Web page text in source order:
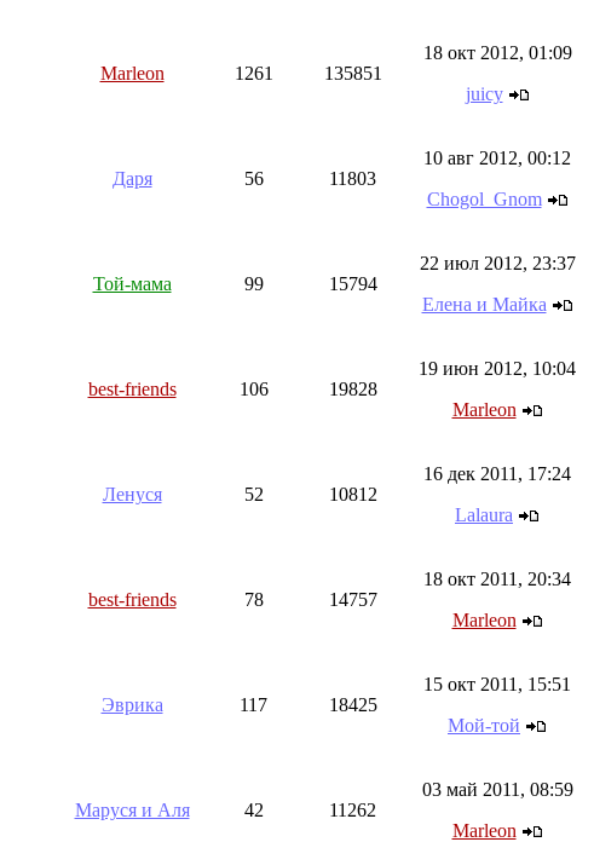
Marleon 1261 135851
18 окт 2012, 01:09
juicy
Даря 56 11803
10 авг 2012, 00:12
Chogol_Gnom
Той-мама 99 15794
22 июл 2012, 23:37
Елена и Майка
best-friends 106 19828
19 июн 2012, 10:04
Marleon
Ленуся 52 10812
16 дек 2011, 17:24
Lalaura
best-friends 78 14757
18 окт 2011, 20:34
Marleon
Эврика 117 18425
15 окт 2011, 15:51
Мой-той
Маруся и Аля 42 11262
03 май 2011, 08:59
Marleon